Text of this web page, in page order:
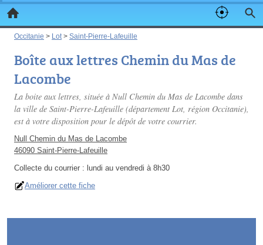
Occitanie > Lot > Saint-Pierre-Lafeuille
Boîte aux lettres Chemin du Mas de
Lacombe
La boite aux lettres, située à Null Chemin du Mas de Lacombe dans
la ville de Saint-Pierre-Lafeuille (département Lot, région Occitanie),
est à votre disposition pour le dépôt de votre courrier.
Null Chemin du Mas de Lacombe
46090 Saint-Pierre-Lafeuille
Collecte du courrier : lundi au vendredi à 8h30
Améliorer cette fiche